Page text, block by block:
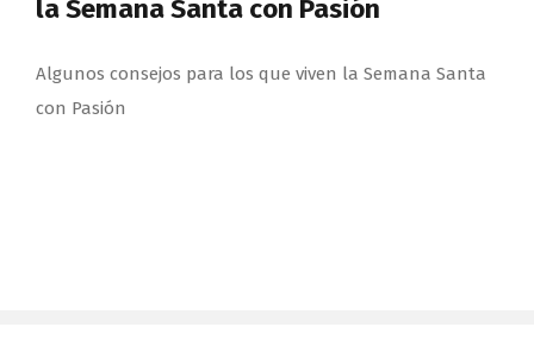
la Semana Santa con Pasión
Algunos consejos para los que viven la Semana Santa
con Pasión